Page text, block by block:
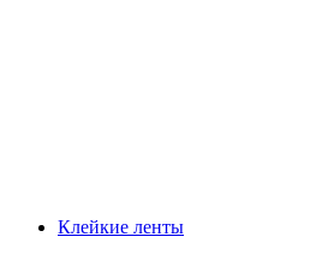
Клейкие ленты